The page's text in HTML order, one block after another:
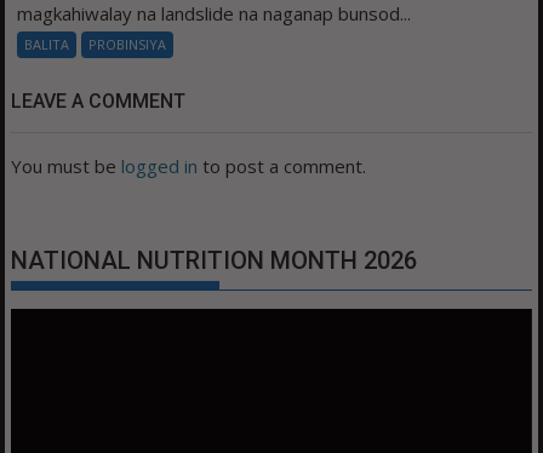
magkahiwalay na landslide na naganap bunsod...
BALITA PROBINSIYA
LEAVE A COMMENT
You must be logged in to post a comment.
NATIONAL NUTRITION MONTH 2026